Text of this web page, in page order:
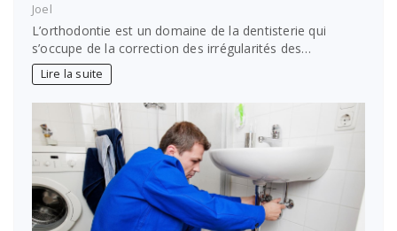
Joel
L’orthodontie est un domaine de la dentisterie qui
s’occupe de la correction des irrégularités des…
Lire la suite